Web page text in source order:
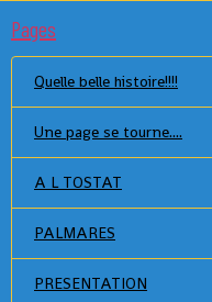
Pages
Quelle belle histoire!!!!
Une page se tourne....
A L TOSTAT
PALMARES
PRESENTATION